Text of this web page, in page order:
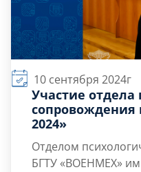
10 сентября 2024г
Участие отдела
сопровождения
2024»
Отделом
БГТУ «ВОЕНМЕХ»